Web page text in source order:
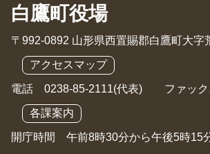
白鷹町役場
〒992-0892 山形県西置賜郡白鷹町大字
アクセスマップ
電話 0238-85-2111(代表) ファック
各課案内
開庁時間 午前8時30分から午後5時15